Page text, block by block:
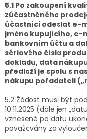
5.1 Po zakoupení
zúčastněného
účastníci odeslat e-
jméno kupujícího, e-
bankovním účtu a
sériového čísla
dokladu, data
předloží je spolu s
nákupu pořadateli
5.2 Žádost musí být
10.11.2025 (dále jen
vznesené po datu
považovány za